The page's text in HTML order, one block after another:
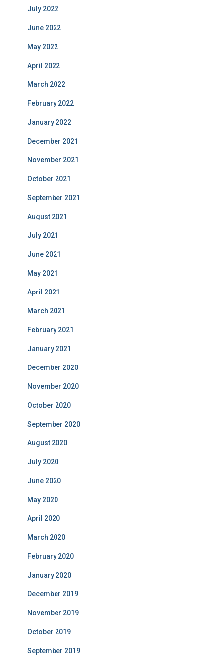
July 2022
June 2022
May 2022
April 2022
March 2022
February 2022
January 2022
December 2021
November 2021
October 2021
September 2021
August 2021
July 2021
June 2021
May 2021
April 2021
March 2021
February 2021
January 2021
December 2020
November 2020
October 2020
September 2020
August 2020
July 2020
June 2020
May 2020
April 2020
March 2020
February 2020
January 2020
December 2019
November 2019
October 2019
September 2019